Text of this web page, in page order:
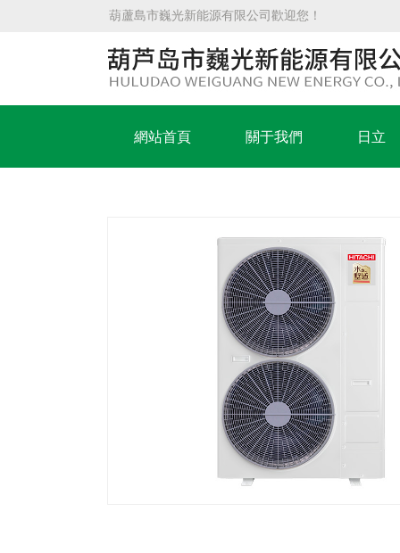
葫蘆島市巍光新能源有限公司歡迎您！
網站首頁 關于我們 日立